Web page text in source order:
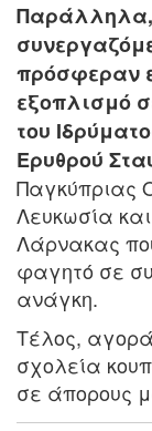
Παράλληλα,
πρόσφεραν
εξοπλισμό
του
Ερυθρού
Παγκύπριας
Λευκωσία
Λάρνακας
φαγητό σε
ανάγκη.
Τέλος,
σχολεία
σε άπορους